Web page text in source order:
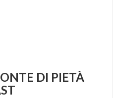
DI PIETÀ